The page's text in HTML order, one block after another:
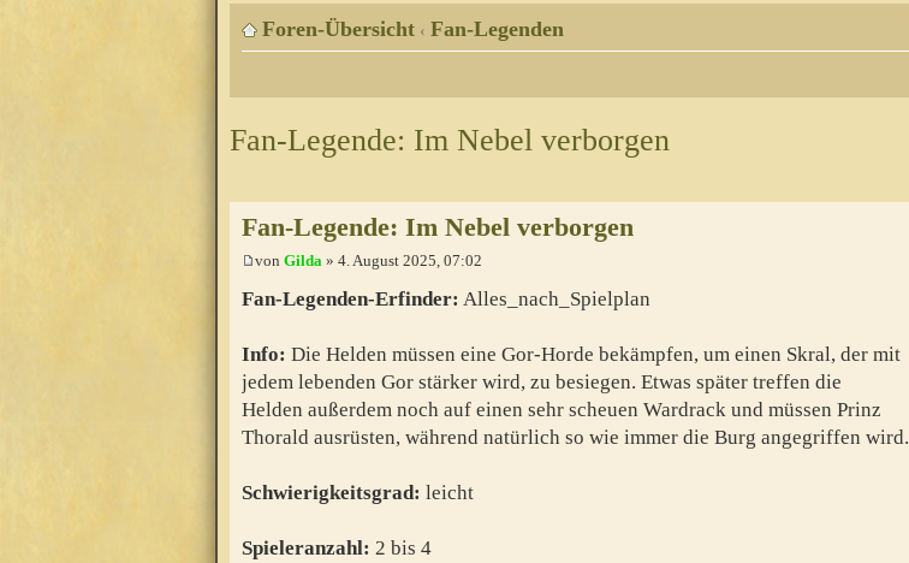
Foren-Übersicht ‹ Fan-Legenden
Fan-Legende: Im Nebel verborgen
Fan-Legende: Im Nebel verborgen
von Gilda » 4. August 2025, 07:02
Fan-Legenden-Erfinder: Alles_nach_Spielplan
Info: Die Helden müssen eine Gor-Horde bekämpfen, um einen Skral, der mit
jedem lebenden Gor stärker wird, zu besiegen. Etwas später treffen die
Helden außerdem noch auf einen sehr scheuen Wardrack und müssen Prinz
Thorald ausrüsten, während natürlich so wie immer die Burg angegriffen wird.
Schwierigkeitsgrad: leicht
Spieleranzahl: 2 bis 4